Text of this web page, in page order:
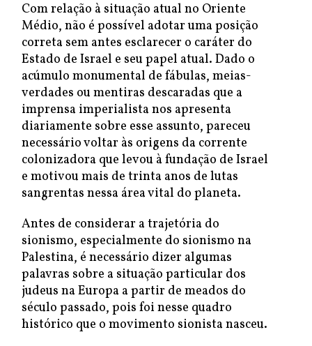
Com relação à situação atual no Oriente
Médio, não é possível adotar uma posição
correta sem antes esclarecer o caráter do
Estado de Israel e seu papel atual. Dado o
acúmulo monumental de fábulas, meias-
verdades ou mentiras descaradas que a
imprensa imperialista nos apresenta
diariamente sobre esse assunto, pareceu
necessário voltar às origens da corrente
colonizadora que levou à fundação de Israel
e motivou mais de trinta anos de lutas
sangrentas nessa área vital do planeta.
Antes de considerar a trajetória do
sionismo, especialmente do sionismo na
Palestina, é necessário dizer algumas
palavras sobre a situação particular dos
judeus na Europa a partir de meados do
século passado, pois foi nesse quadro
histórico que o movimento sionista nasceu.